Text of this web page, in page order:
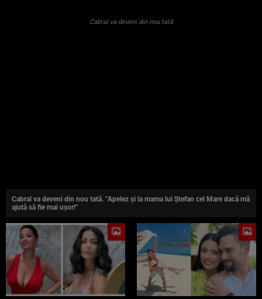
Cabral va deveni din nou tată
Cabral va deveni din nou tată. ”Apelez și la mama lui Ștefan cel Mare dacă mă
ajută să fie mai ușor!”